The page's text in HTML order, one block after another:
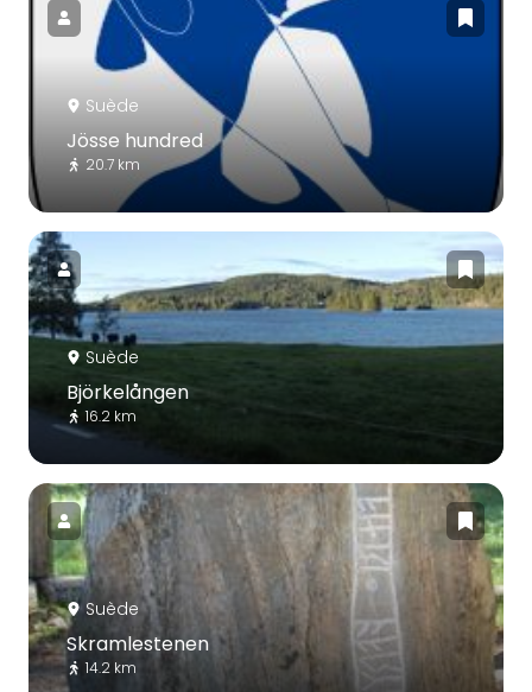
Suède
Jösse hundred
20.7 km
Suède
Björkelången
16.2 km
Suède
Skramlestenen
14.2 km